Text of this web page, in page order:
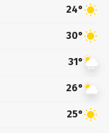
24°
30°
31°
26°
25°